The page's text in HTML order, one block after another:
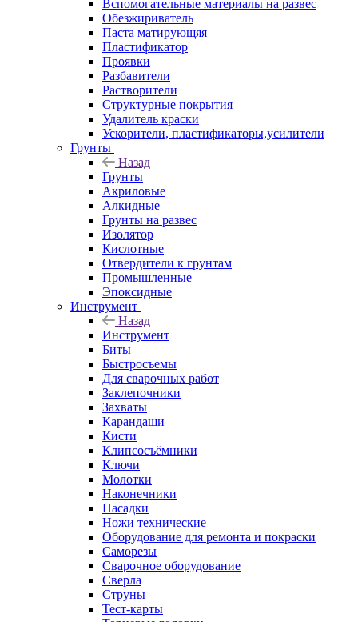
Вспомогательные материалы на развес
Обезжириватель
Паста матирующяя
Пластификатор
Проявки
Разбавители
Растворители
Структурные покрытия
Удалитель краски
Ускорители, пластификаторы,усилители
Грунты
Назад
Грунты
Акриловые
Алкидные
Грунты на развес
Изолятор
Кислотные
Отвердители к грунтам
Промышленные
Эпоксидные
Инструмент
Назад
Инструмент
Биты
Быстросъемы
Для сварочных работ
Заклепочники
Захваты
Карандаши
Кисти
Клипсосъёмники
Ключи
Молотки
Наконечники
Насадки
Ножи технические
Оборудование для ремонта и покраски
Саморезы
Сварочное оборудование
Сверла
Струны
Тест-карты